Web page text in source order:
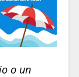
o un